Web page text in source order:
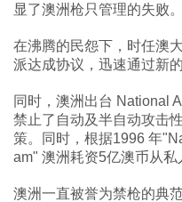
显了澳洲枪只管理的失败。
在沸腾的民怨下，时任澳
派达成协议，迅速通过新
同时，澳洲出台 National
禁止了自动及半自动攻击
策。同时，根据1996 年
am" 澳洲耗资5亿澳币从私
澳洲一直被誉为禁枪的典